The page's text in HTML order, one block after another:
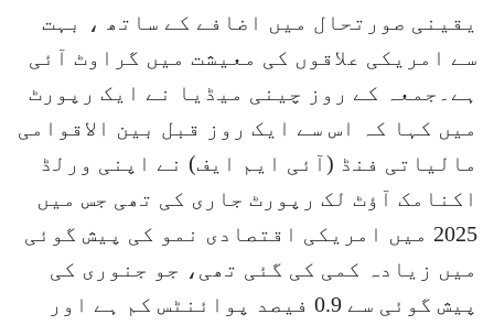
یقینی صورتحال میں اضافے کے ساتھ ، بہت
سے امریکی علاقوں کی معیشت میں گراوٹ آئی
ہے۔جمعہ کے روز چینی میڈیا نے ایک رپورٹ
میں کہا کہ اس سے ایک روز قبل بین الاقوامی
مالیاتی فنڈ (آئی ایم ایف) نے اپنی ورلڈ
اکنامک آؤٹ لک رپورٹ جاری کی تھی جس میں
2025 میں امریکی اقتصادی نمو کی پیش گوئی
میں زیادہ کمی کی گئی تھی، جو جنوری کی
پیش گوئی سے 0.9 فیصد پوائنٹس کم ہے اور